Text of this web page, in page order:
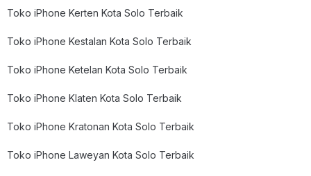
Toko iPhone Kerten Kota Solo Terbaik
Toko iPhone Kestalan Kota Solo Terbaik
Toko iPhone Ketelan Kota Solo Terbaik
Toko iPhone Klaten Kota Solo Terbaik
Toko iPhone Kratonan Kota Solo Terbaik
Toko iPhone Laweyan Kota Solo Terbaik